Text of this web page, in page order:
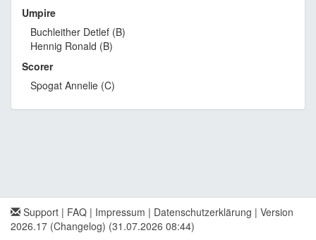
Umpire
Buchleither Detlef (B)
Hennig Ronald (B)
Scorer
Spogat Annelie (C)
Support | FAQ | Impressum | Datenschutzerklärung | Version
2026.17 (Changelog) (31.07.2026 08:44)